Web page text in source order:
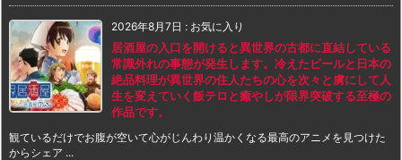
2026年8月7日 : お気に入り
居酒屋の入口を開けると異世界の古都に直結している
常識外れの事態が発生します。冷えたビールと日本の
絶品料理が異世界の住人たちの心を次々と虜にして人
生を変えていく飯テロと癒やしが限界突破する至極の
作品です。
観ているだけでお腹が空いて心がじんわり温かくなる最高のアニメを見つけた
からシェア ...